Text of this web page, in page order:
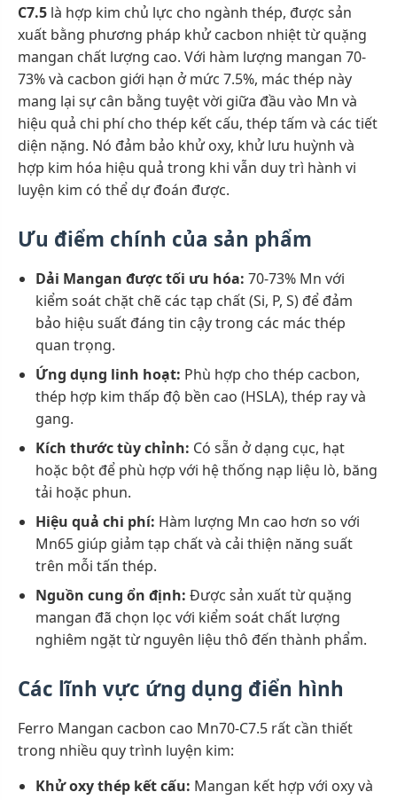
C7.5 là hợp kim chủ lực cho ngành thép, được sản
xuất bằng phương pháp khử cacbon nhiệt từ quặng
mangan chất lượng cao. Với hàm lượng mangan 70-
73% và cacbon giới hạn ở mức 7.5%, mác thép này
mang lại sự cân bằng tuyệt vời giữa đầu vào Mn và
hiệu quả chi phí cho thép kết cấu, thép tấm và các tiết
diện nặng. Nó đảm bảo khử oxy, khử lưu huỳnh và
hợp kim hóa hiệu quả trong khi vẫn duy trì hành vi
luyện kim có thể dự đoán được.
Ưu điểm chính của sản phẩm
Dải Mangan được tối ưu hóa: 70-73% Mn với
kiểm soát chặt chẽ các tạp chất (Si, P, S) để đảm
bảo hiệu suất đáng tin cậy trong các mác thép
quan trọng.
Ứng dụng linh hoạt: Phù hợp cho thép cacbon,
thép hợp kim thấp độ bền cao (HSLA), thép ray và
gang.
Kích thước tùy chỉnh: Có sẵn ở dạng cục, hạt
hoặc bột để phù hợp với hệ thống nạp liệu lò, băng
tải hoặc phun.
Hiệu quả chi phí: Hàm lượng Mn cao hơn so với
Mn65 giúp giảm tạp chất và cải thiện năng suất
trên mỗi tấn thép.
Nguồn cung ổn định: Được sản xuất từ quặng
mangan đã chọn lọc với kiểm soát chất lượng
nghiêm ngặt từ nguyên liệu thô đến thành phẩm.
Các lĩnh vực ứng dụng điển hình
Ferro Mangan cacbon cao Mn70-C7.5 rất cần thiết
trong nhiều quy trình luyện kim:
Khử oxy thép kết cấu: Mangan kết hợp với oxy và